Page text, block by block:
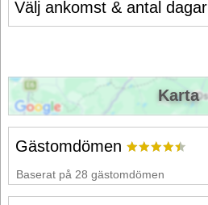
Välj ankomst & antal dagar
Gästomdömen
Baserat på 28 gästomdömen
Karta